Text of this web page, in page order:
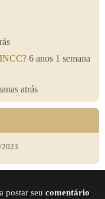
6 anos 1 semana
atrás
2023
postar seu comentário